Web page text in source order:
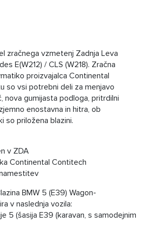
zračnega vzmetenj Zadnja Leva
E(W212) / CLS (W218). Zračna
proizvajalca Continental
so vsi potrebni deli za menjavo
nova gumijasta podloga, pritrdilni
enostavna in hitra, ob
so priložena blazini.
v ZDA
Continental Contitech
BMW 5 (E39) Wagon-
v naslednja vozila:
5 (šasija E39 (karavan, s samodejnim